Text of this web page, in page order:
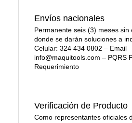
Envíos nacionales
Permanente seis (3) meses sin
donde se darán soluciones a
Celular: 324 434 0802 – Email
info@maquitools.com – PQRS
Requerimiento
Verificación de Producto
Como representantes oficiales